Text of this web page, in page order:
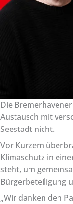
Die
Austausch mit
Seestadt nicht.
Vor Kurzem
Klimaschutz in
steht, um
Bürgerbeteiligung
„Wir danken den